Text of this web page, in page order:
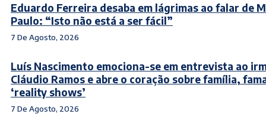
Eduardo Ferreira desaba em lágrimas ao falar de
Paulo: “Isto não está a ser fácil”
7 De Agosto, 2026
Luís Nascimento emociona-se em entrevista ao
Cláudio Ramos e abre o coração sobre família,
‘reality shows’
7 De Agosto, 2026